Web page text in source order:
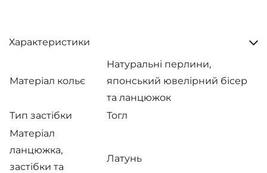
Характеристики
Матеріал кольє
Натуральні перлини,
японський ювелірний бісер
та ланцюжок
Тип застібки
Тогл
Матеріал
ланцюжка,
застібки та
Латунь